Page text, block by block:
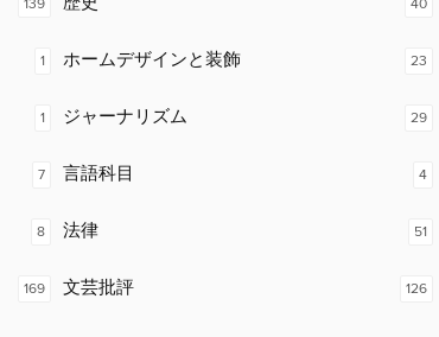
139
1 ホームデザインと装飾
1 ジャーナリズム
7 言語科目
8 法律
169 文芸批評
40
23
29
4
51
126